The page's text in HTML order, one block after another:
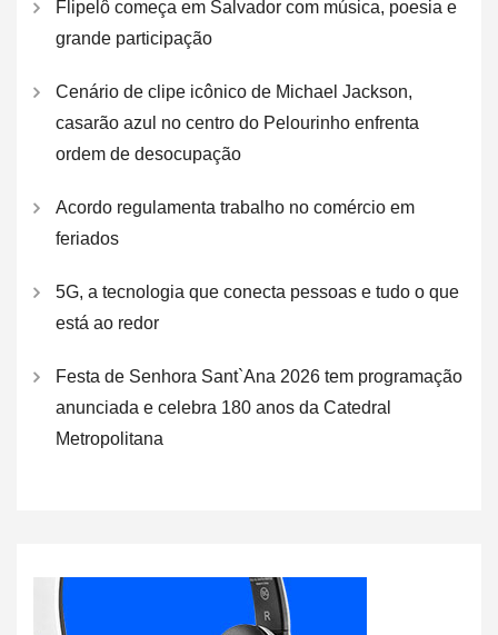
Flipelô começa em Salvador com música, poesia e
grande participação
Cenário de clipe icônico de Michael Jackson,
casarão azul no centro do Pelourinho enfrenta
ordem de desocupação
Acordo regulamenta trabalho no comércio em
feriados
5G, a tecnologia que conecta pessoas e tudo o que
está ao redor
Festa de Senhora Sant`Ana 2026 tem programação
anunciada e celebra 180 anos da Catedral
Metropolitana